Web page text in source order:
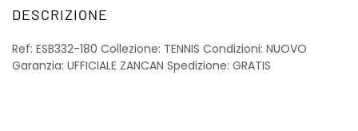
DESCRIZIONE
Ref: ESB332-180 Collezione: TENNIS Condizioni: NUOVO
Garanzia: UFFICIALE ZANCAN Spedizione: GRATIS